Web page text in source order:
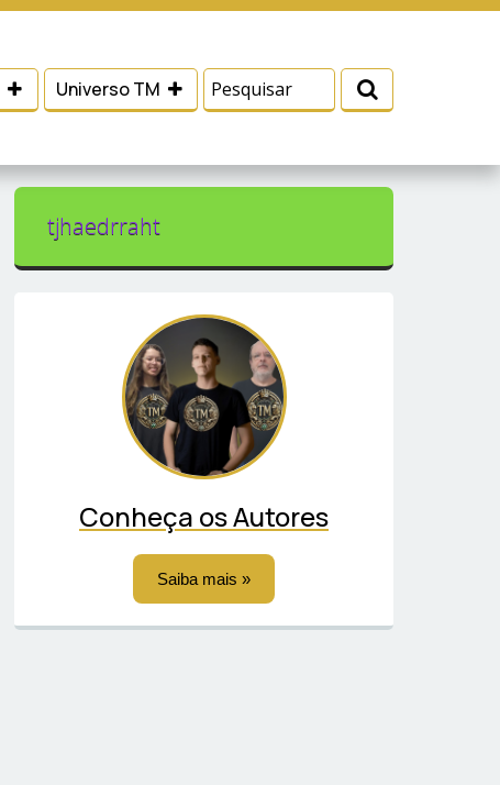
Universo TM
tjhaedrraht
Conheça os Autores
Saiba mais »